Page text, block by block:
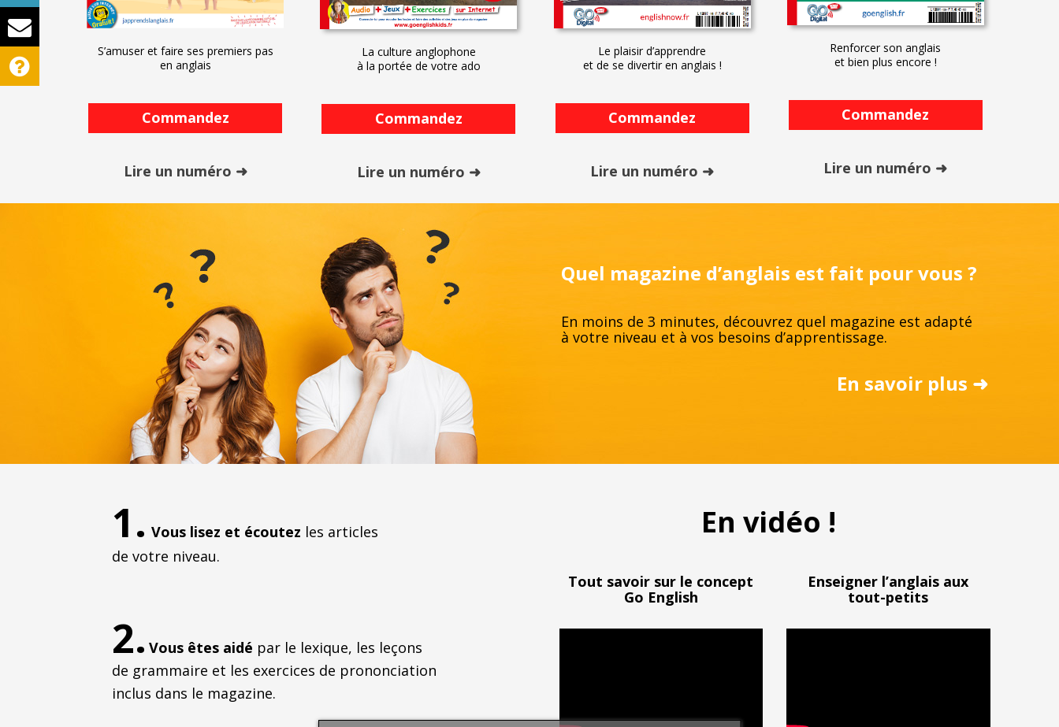
S’amuser et faire ses premiers pas
en anglais
Commandez
Lire un numéro ➜
La culture anglophone
à la portée de votre ado
Commandez
Lire un numéro ➜
Le plaisir d’apprendre
et de se divertir en anglais !
Commandez
Lire un numéro ➜
Renforcer son anglais
et bien plus encore !
Commandez
Lire un numéro ➜
Quel magazine d’anglais est fait pour vous ?
En moins de 3 minutes, découvrez quel magazine est adapté
à votre niveau et à vos besoins d’apprentissage.
En savoir plus ➜
1. Vous lisez et écoutez les articles
de votre niveau.
2. Vous êtes aidé par le lexique, les leçons
de grammaire et les exercices de prononciation
inclus dans le magazine.
En vidéo !
Tout savoir sur le concept
Go English
Enseigner l’anglais aux
tout-petits